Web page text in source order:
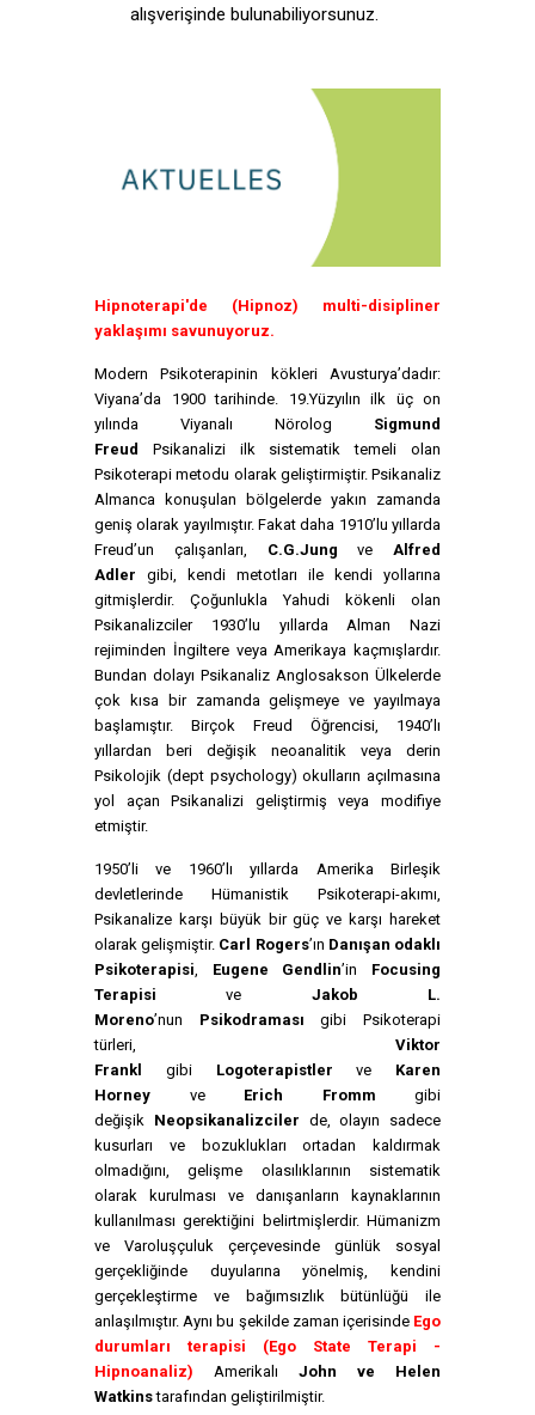
alışverişinde bulunabiliyorsunuz.
Hipnoterapi'de (Hipnoz) multi-disipliner
yaklaşımı savunuyoruz.
Modern Psikoterapinin kökleri Avusturya’dadır:
Viyana’da 1900 tarihinde. 19.Yüzyılın ilk üç on
yılında Viyanalı Nörolog Sigmund
Freud
Psikanalizi ilk sistematik temeli olan
Psikoterapi metodu olarak geliştirmiştir. Psikanaliz
Almanca konuşulan bölgelerde yakın zamanda
geniş olarak yayılmıştır. Fakat daha 1910’lu yıllarda
Freud’un çalışanları, C.G.Jung ve Alfred
Adler gibi, kendi metotları ile kendi yollarına
gitmişlerdir. Çoğunlukla Yahudi kökenli olan
Psikanalizciler 1930’lu yıllarda Alman Nazi
rejiminden İngiltere veya Amerikaya kaçmışlardır.
Bundan dolayı Psikanaliz Anglosakson Ülkelerde
çok kısa bir zamanda gelişmeye ve yayılmaya
başlamıştır. Birçok Freud Öğrencisi, 1940’lı
yıllardan beri değişik neoanalitik veya derin
Psikolojik (dept psychology) okulların açılmasına
yol açan Psikanalizi geliştirmiş veya modifiye
etmiştir.
1950’li ve 1960’lı yıllarda Amerika Birleşik
devletlerinde Hümanistik Psikoterapi-akımı,
Psikanalize karşı büyük bir güç ve karşı hareket
olarak gelişmiştir. Carl Rogers’ın Danışan odaklı
Psikoterapisi
Eugene Gendlin’in Focusing
Terapisi ve Jakob L.
Moreno’nun Psikodraması gibi Psikoterapi
türleri, Viktor
Frankl
gibi Logoterapistler ve Karen
Horney ve Erich Fromm gibi
değişik Neopsikanalizciler de, olayın sadece
kusurları ve bozuklukları ortadan kaldırmak
olmadığını, gelişme olasılıklarının sistematik
olarak kurulması ve danışanların kaynaklarının
kullanılması gerektiğini belirtmişlerdir. Hümanizm
ve Varoluşçuluk çerçevesinde günlük sosyal
gerçekliğinde duyularına yönelmiş, kendini
gerçekleştirme ve bağımsızlık bütünlüğü ile
anlaşılmıştır. Aynı bu şekilde zaman içerisinde Ego
durumları terapisi (Ego State Terapi -
Hipnoanaliz) Amerikalı John ve Helen
Watkinstarafından geliştirilmiştir.